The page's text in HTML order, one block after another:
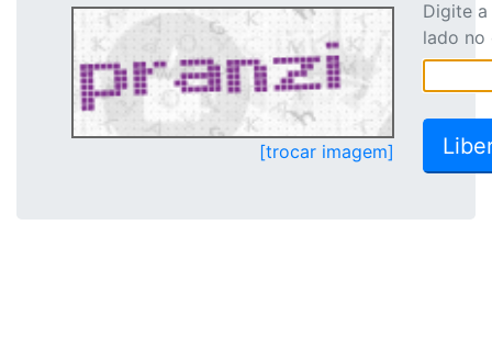
[trocar imagem]
Digite
lado no